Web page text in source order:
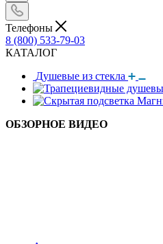
Телефоны
8 (800) 533-79-03
КАТАЛОГ
Душевые из стекла
ОБЗОРНОЕ ВИДЕО